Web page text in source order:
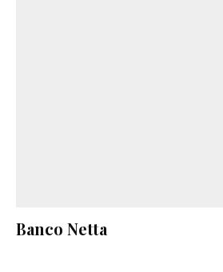
Banco Netta